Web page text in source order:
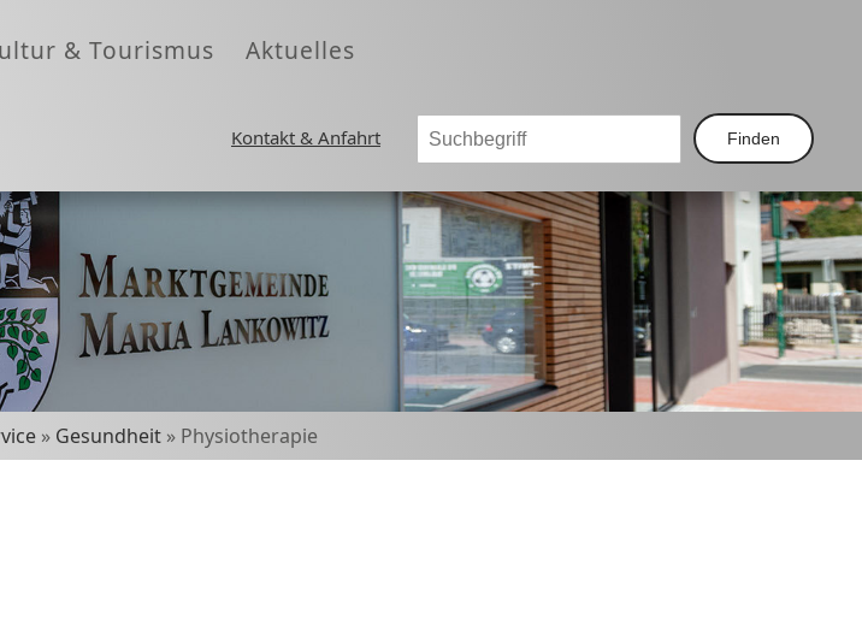
& Tourismus Aktuelles
Kontakt & Anfahrt
» Gesundheit » Physiotherapie